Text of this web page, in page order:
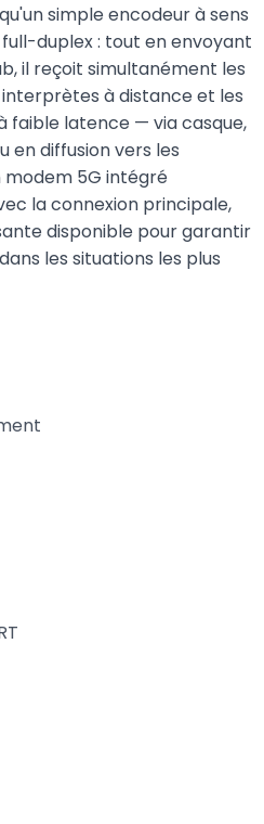
simple encodeur à sens
duplex : tout en envoyant
il reçoit simultanément les
à distance et les
faible latence — via casque,
en diffusion vers les
modem 5G intégré
la connexion principale,
disponible pour garantir
les situations les plus